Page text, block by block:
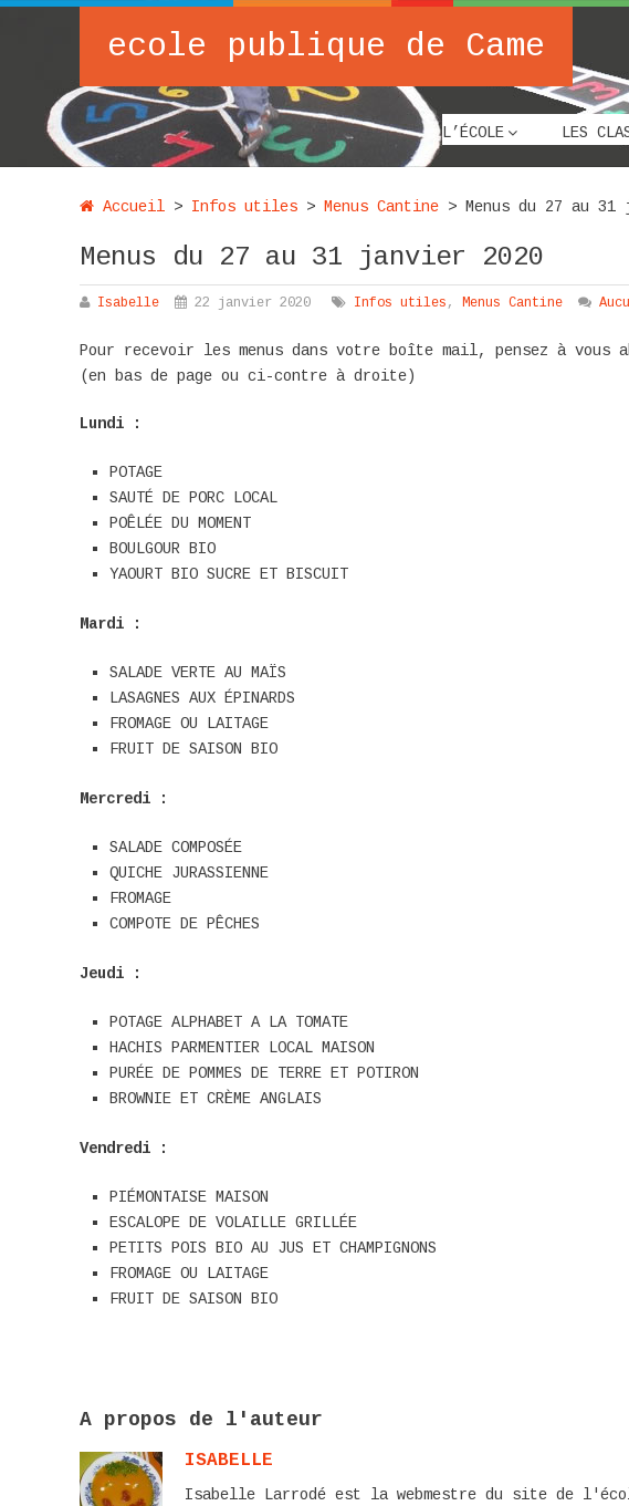
ecole publique de Came
L’ÉCOLE LES
Accueil > Infos utiles > Menus Cantine > Menus du 27 au
Menus du 27 au 31 janvier 2020
Isabelle 22 janvier 2020 Infos utiles , Menus Cantine
Pour recevoir les menus dans votre boîte mail, pensez à vous
(en bas de page ou ci-contre à droite)
Lundi :
POTAGE
SAUTÉ DE PORC LOCAL
POÊLÉE DU MOMENT
BOULGOUR BIO
YAOURT BIO SUCRE ET BISCUIT
Mardi :
SALADE VERTE AU MAÏS
LASAGNES AUX ÉPINARDS
FROMAGE OU LAITAGE
FRUIT DE SAISON BIO
Mercredi :
SALADE COMPOSÉE
QUICHE JURASSIENNE
FROMAGE
COMPOTE DE PÊCHES
Jeudi :
POTAGE ALPHABET A LA TOMATE
HACHIS PARMENTIER LOCAL MAISON
PURÉE DE POMMES DE TERRE ET POTIRON
BROWNIE ET CRÈME ANGLAIS
Vendredi :
PIÉMONTAISE MAISON
ESCALOPE DE VOLAILLE GRILLÉE
PETITS POIS BIO AU JUS ET CHAMPIGNONS
FROMAGE OU LAITAGE
FRUIT DE SAISON BIO
A propos de l'auteur
ISABELLE
Isabelle Larrodé est la webmestre du site de